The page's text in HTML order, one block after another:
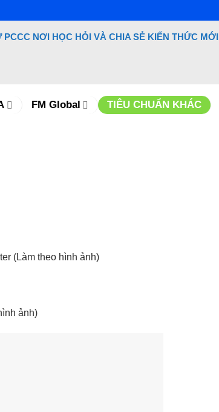
PCCC NƠI HỌC HỎI VÀ CHIA SẺ KIẾN THỨC MỚI
FM Global TIÊU CHUẨN KHÁC
(Làm theo hình ảnh)
ảnh)